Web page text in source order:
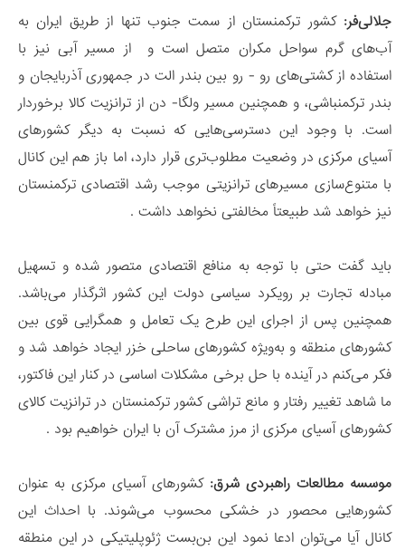
جلالی‌فر:کشور ترکمنستان از سمت جنوب تنها از طریق ایران به
آب‌های گرم سواحل مکران متصل است و از مسیر آبی نیز با
استفاده از کشتی‌های رو - رو بین بندر الت در جمهوری آذربایجان و
بندر ترکمنباشی، و همچنین مسیر ولگا- دن از ترانزیت کالا برخوردار
است. با وجود این دسترسی‌هایی که نسبت به دیگر کشورهای
آسیای مرکزی در وضعیت مطلوب‌تری قرار دارد، اما باز هم این کانال
با متنوع‌سازی مسیرهای ترانزیتی موجب رشد اقتصادی ترکمنستان
نیز خواهد شد طبیعتاً مخالفتی نخواهد داشت .
باید گفت حتی با توجه به منافع اقتصادی متصور شده و تسهیل
مبادله تجارت بر رویکرد سیاسی دولت این کشور اثرگذار می‌باشد.
همچنین پس از اجرای این طرح یک تعامل و همگرایی قوی بین
کشورهای منطقه و به‌ویژه کشورهای ساحلی خزر ایجاد خواهد شد و
فکر می‌کنم در آینده با حل برخی مشکلات اساسی در کنار این فاکتور،
ما شاهد تغییر رفتار و مانع تراشی کشور ترکمنستان در ترانزیت کالای
کشورهای آسیای مرکزی از مرز مشترک آن با ایران خواهیم بود .
موسسه مطالعات راهبردی شرق: کشورهای آسیای مرکزی به عنوان
کشورهایی محصور در خشکی محسوب می‌شوند. با احداث این
کانال آیا می‌توان ادعا نمود این بن‌بست ژئوپلیتیکی در این منطقه